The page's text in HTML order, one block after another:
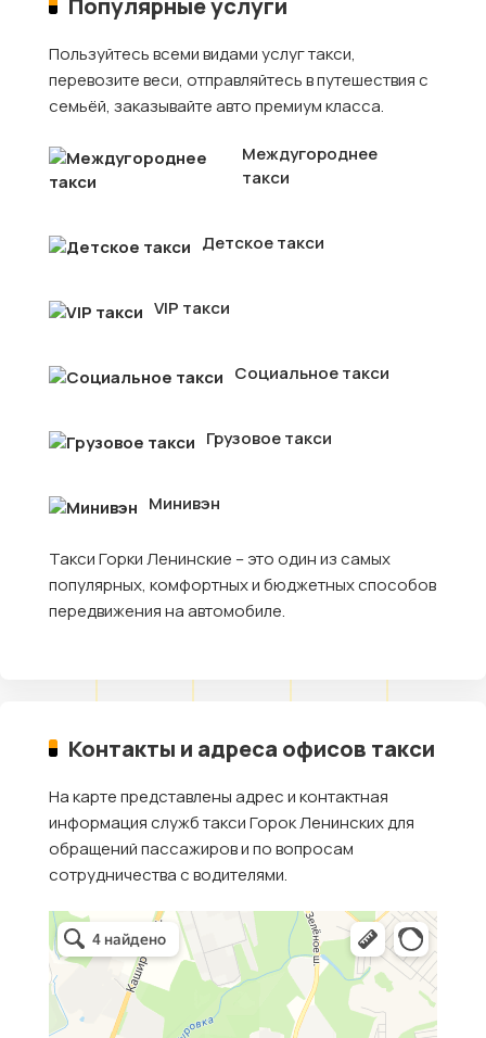
Пользуйтесь всеми видами услуг такси,
перевозите веси, отправляйтесь в путешествия с
семьёй, заказывайте авто премиум класса.
Междугороднее
такси
Детское такси
VIP такси
Социальное такси
Грузовое такси
Минивэн
Такси Горки Ленинские – это один из самых
популярных, комфортных и бюджетных способов
передвижения на автомобиле.
Контакты и адреса офисов такси
На карте представлены адрес и контактная
информация служб такси Горок Ленинских для
обращений пассажиров и по вопросам
сотрудничества с водителями.